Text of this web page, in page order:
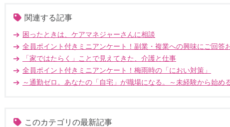
関連する記事
困ったときは、ケアマネジャーさんに相談
全員ポイント付きミニアンケート！副業・複業への興味にご回答
「家ではたらく」ことで見えてきた、介護と仕事
全員ポイント付きミニアンケート！梅雨時の「におい対策」
～通勤ゼロ。あなたの「自宅」が職場になる。～未経験から始め
このカテゴリの最新記事